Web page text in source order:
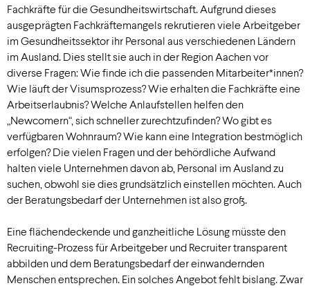
Fachkräfte für die Gesundheitswirtschaft. Aufgrund dieses
ausgeprägten Fachkräftemangels rekrutieren viele Arbeitgeber
im Gesundheitssektor ihr Personal aus verschiedenen Ländern
im Ausland. Dies stellt sie auch in der Region Aachen vor
diverse Fragen: Wie finde ich die passenden Mitarbeiter*innen?
Wie läuft der Visumsprozess? Wie erhalten die Fachkräfte eine
Arbeitserlaubnis? Welche Anlaufstellen helfen den
„Newcomern“, sich schneller zurechtzufinden? Wo gibt es
verfügbaren Wohnraum? Wie kann eine Integration bestmöglich
erfolgen? Die vielen Fragen und der behördliche Aufwand
halten viele Unternehmen davon ab, Personal im Ausland zu
suchen, obwohl sie dies grundsätzlich einstellen möchten. Auch
der Beratungsbedarf der Unternehmen ist also groß.
Eine flächendeckende und ganzheitliche Lösung müsste den
Recruiting-Prozess für Arbeitgeber und Recruiter transparent
abbilden und dem Beratungsbedarf der einwandernden
Menschen entsprechen. Ein solches Angebot fehlt bislang. Zwar